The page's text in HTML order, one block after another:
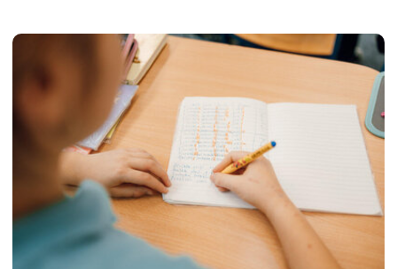
krematorium a Magdeburská kasárna.